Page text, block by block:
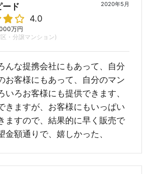
2020年5月
ード
4.0
万円
・分譲マンション)
んな提携会社にもあって、自分
お客様にもあって、自分のマン
いろお客様にも提供できます、
きますが、お客様にもいっぱい
ますので、結果的に早く販売で
金額通りで、嬉しかった、